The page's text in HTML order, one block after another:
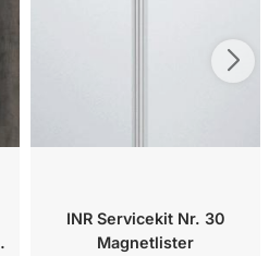
INR Servicekit Nr. 30
Magnetlister